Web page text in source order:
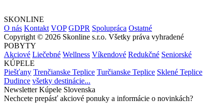
SKONLINE
O nás Kontakt VOP GDPR Spolupráca Ostatné
Copyright © 2026 Skonline s.r.o. Všetky práva vyhradené
POBYTY
Akciové Liečebné Wellness Víkendové Redukčné Seniorské
KÚPELE
Piešťany Trenčianske Teplice Turčianske Teplice Sklené Teplice
Dudince všetky destinácie...
Newsletter Kúpele Slovenska
Nechcete prepásť akciové ponuky a informácie o novinkách?